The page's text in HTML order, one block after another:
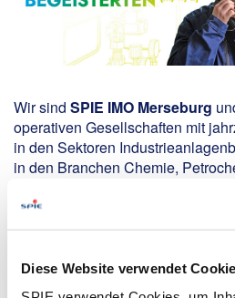
Diese Website verwendet
Wir sind SPIE IMO Merseburg
operativen Gesellschaften mit
in den Sektoren
in den Branchen Chemie,
Wir verstärken unser Team und
verschiedenen Standorte als
Your Tasks: